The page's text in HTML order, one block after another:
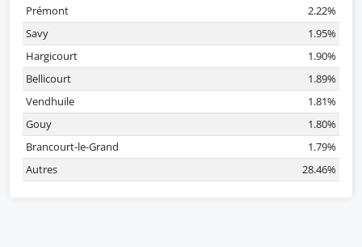
Prémont
2.22%
Savy
1.95%
Hargicourt
1.90%
Bellicourt
1.89%
Vendhuile
1.81%
Gouy
1.80%
Brancourt-le-Grand
1.79%
Autres
28.46%